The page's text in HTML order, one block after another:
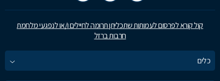
קול קורא לפרסום לעמותות שתכליתן תרומה לחיילים ו/או לנפגעי מלחמת
חרבות ברזל
כלים